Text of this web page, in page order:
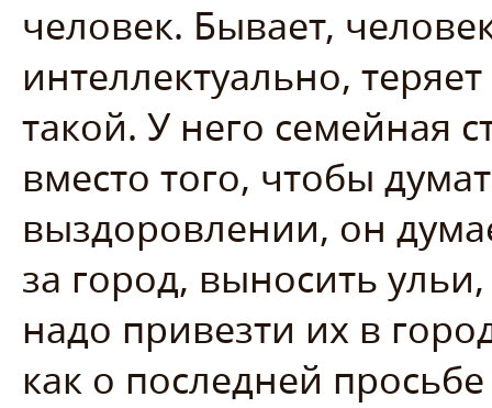
человек. Бывает,
интеллектуально,
такой. У него семейная
вместо того, чтобы
выздоровлении, он
за город, выносить
надо привезти их в
как о последней